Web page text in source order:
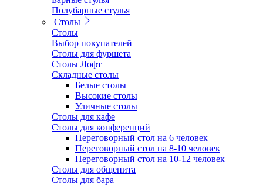
Полубарные стулья
Столы
Столы
Выбор покупателей
Столы для фуршета
Столы Лофт
Складные столы
Белые столы
Высокие столы
Уличные столы
Столы для кафе
Столы для конференций
Переговорный стол на 6 человек
Переговорный стол на 8-10 человек
Переговорный стол на 10-12 человек
Столы для общепита
Столы для бара